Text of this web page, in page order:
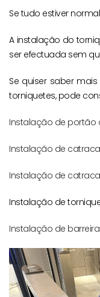
Se tudo estiver
A instalação do
ser efectuada sem
Se quiser saber
torniquetes, pode
Instalação de portão
Instalação de
Instalação de
Instalação de
Instalação de